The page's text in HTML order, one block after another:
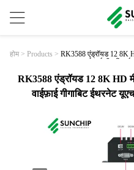
होम > Products > RK3588 एंड्रॉयड 12 8K
RS485 वाईफ़ाई गीगाबिट
RK3588 एंड्रॉयड 12 8K HD
वाईफ़ाई गीगाबिट ईथरनेट